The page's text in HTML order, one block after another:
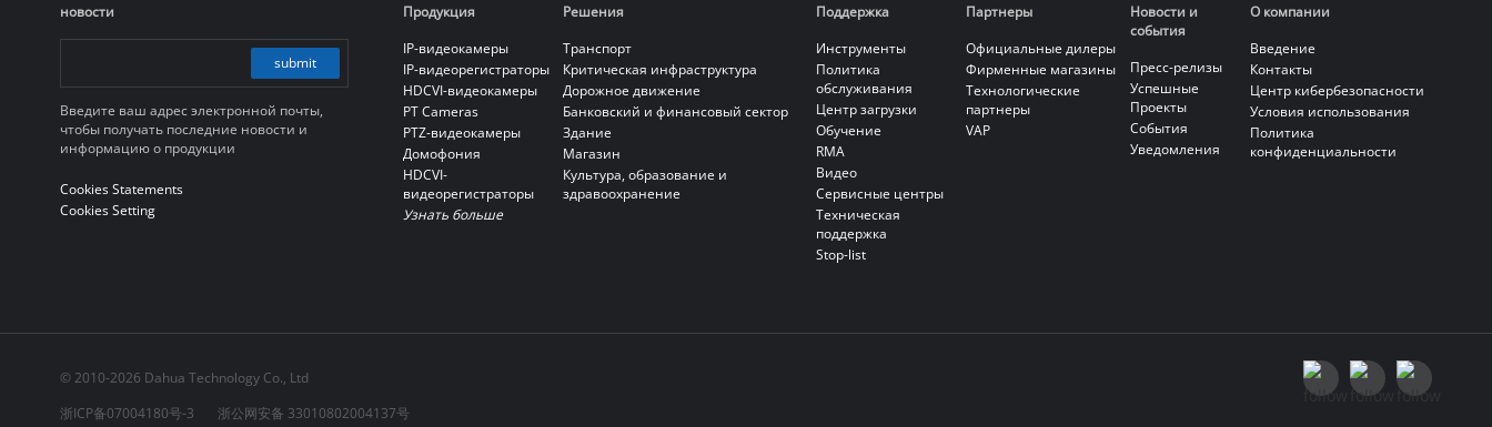
новости
submit
Введите ваш адрес электронной почты,
чтобы получать последние новости и
информацию о продукции
Cookies Statements
Cookies Setting
Продукция
IP-видеокамеры
IP-видеорегистраторы
HDCVI-видеокамеры
PT Cameras
PTZ-видеокамеры
Домофония
HDCVI-
видеорегистраторы
Узнать больше
Решения
Транспорт
Критическая инфраструктура
Дорожное движение
Банковский и финансовый сектор
Здание
Магазин
Культура, образование и
здравоохранение
Поддержка
Инструменты
Политика
обслуживания
Центр загрузки
Обучение
RMA
Видео
Сервисные центры
Техническая
поддержка
Stop-list
Партнеры
Официальные дилеры
Фирменные магазины
Технологические
партнеры
VAP
Новости и
события
Пресс-релизы
Успешные
Проекты
События
Уведомления
О компании
Введение
Контакты
Центр кибербезопасности
Условия использования
Политика
конфиденциальности
© 2010-2026 Dahua Technology Co., Ltd
浙ICP备07004180号-3
浙公网安备 33010802004137号